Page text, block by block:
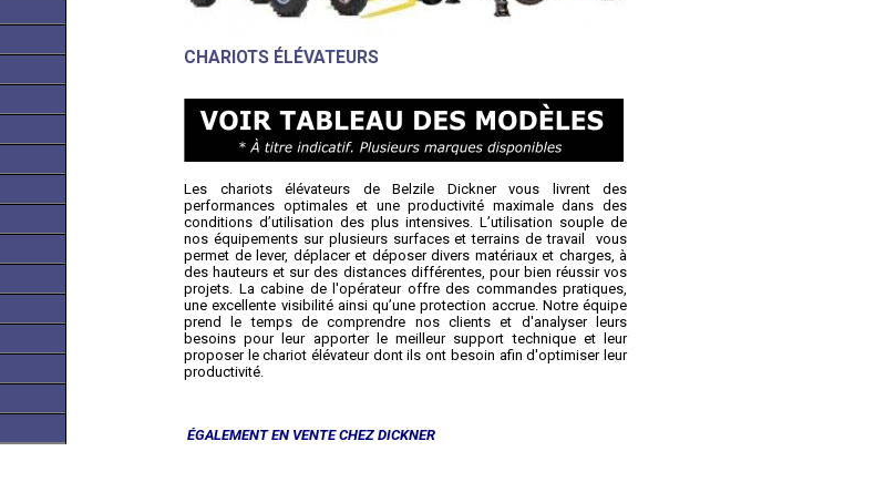
CHARIOTS ÉLÉVATEURS
Les chariots élévateurs de Belzile Dickner vous livrent des
performances optimales et une productivité maximale dans des
conditions d’utilisation des plus intensives. L’utilisation souple de
nos équipements sur plusieurs surfaces et terrains de travail vous
permet de lever, déplacer et déposer divers matériaux et charges, à
des hauteurs et sur des distances différentes, pour bien réussir vos
projets. La cabine de l'opérateur offre des commandes pratiques,
une excellente visibilité ainsi qu’une protection accrue. Notre équipe
prend le temps de comprendre nos clients et d'analyser leurs
besoins pour leur apporter le meilleur support technique et leur
proposer le chariot élévateur dont ils ont besoin afin d'optimiser leur
productivité.
ÉGALEMENT EN VENTE CHEZ DICKNER